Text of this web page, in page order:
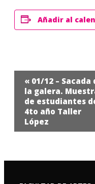
Añadir al
Navegación
del
Evento
« 01/12 – Sacada
la galera.
de estudiantes
4to año Taller
López